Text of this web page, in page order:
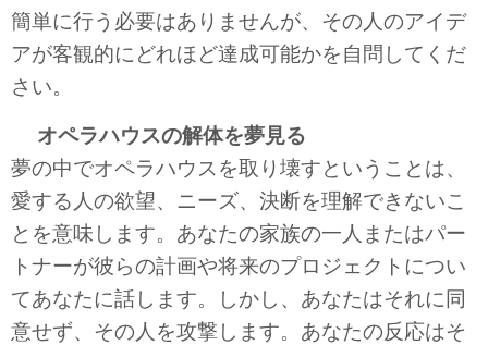
簡単に行う必要はありませんが、その人のアイデ
アが客観的にどれほど達成可能かを自問してくだ
さい。
オペラハウスの解体を夢見る
夢の中でオペラハウスを取り壊すということは、
愛する人の欲望、ニーズ、決断を理解できないこ
とを意味します。あなたの家族の一人またはパー
トナーが彼らの計画や将来のプロジェクトについ
てあなたに話します。しかし、あなたはそれに同
意せず、その人を攻撃します。あなたの反応はそ